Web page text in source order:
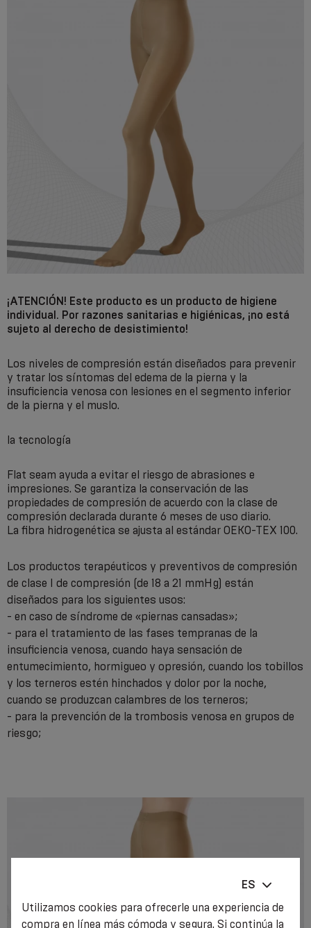
¡ATENCIÓN! Este producto es un producto de higiene
individual. Por razones sanitarias e higiénicas, ¡no está
sujeto al derecho de desistimiento!
Los niveles de compresión están diseñados para prevenir
y tratar los síntomas del edema de la pierna y la
insuficiencia venosa con lesiones en el segmento inferior
de la pierna y el muslo.
la tecnología
Flat seam ayuda a evitar el riesgo de abrasiones e
impresiones. Se garantiza la conservación de las
propiedades de compresión de acuerdo con la clase de
compresión declarada durante 6 meses de uso diario.
La fibra hidrogenética se ajusta al estándar OEKO-TEX 100.
Los productos terapéuticos y preventivos de compresión
de clase I de compresión (de 18 a 21 mmHg) están
diseñados para los siguientes usos:
- en caso de síndrome de «piernas cansadas»;
- para el tratamiento de las fases tempranas de la
insuficiencia venosa, cuando haya sensación de
entumecimiento, hormigueo y opresión, cuando los tobillos
y los terneros estén hinchados y dolor por la noche,
cuando se produzcan calambres de los terneros;
- para la prevención de la trombosis venosa en grupos de
riesgo;
ES
Utilizamos cookies para ofrecerle una experiencia de
compra en línea más cómoda y segura. Si continúa la